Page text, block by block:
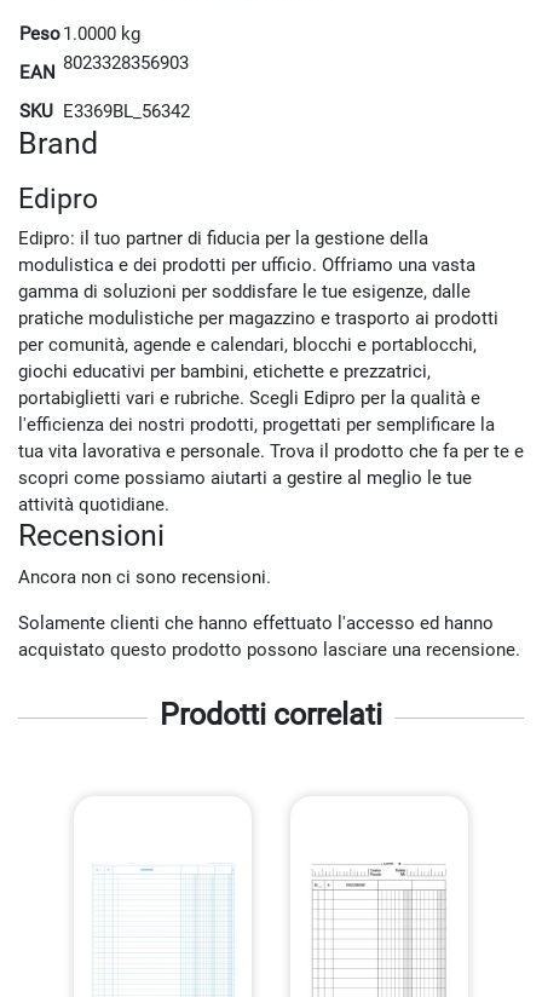
Peso1.0000 kg
EAN 8023328356903
SKU E3369BL_56342
Brand
Edipro
Edipro: il tuo partner di fiducia per la gestione della
modulistica e dei prodotti per ufficio. Offriamo una vasta
gamma di soluzioni per soddisfare le tue esigenze, dalle
pratiche modulistiche per magazzino e trasporto ai prodotti
per comunità, agende e calendari, blocchi e portablocchi,
giochi educativi per bambini, etichette e prezzatrici,
portabiglietti vari e rubriche. Scegli Edipro per la qualità e
l'efficienza dei nostri prodotti, progettati per semplificare la
tua vita lavorativa e personale. Trova il prodotto che fa per te e
scopri come possiamo aiutarti a gestire al meglio le tue
attività quotidiane.
Recensioni
Ancora non ci sono recensioni.
Solamente clienti che hanno effettuato l'accesso ed hanno
acquistato questo prodotto possono lasciare una recensione.
Prodotti correlati